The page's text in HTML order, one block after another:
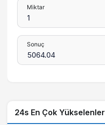
Miktar
Sonuç
24s En Çok Yükselenler